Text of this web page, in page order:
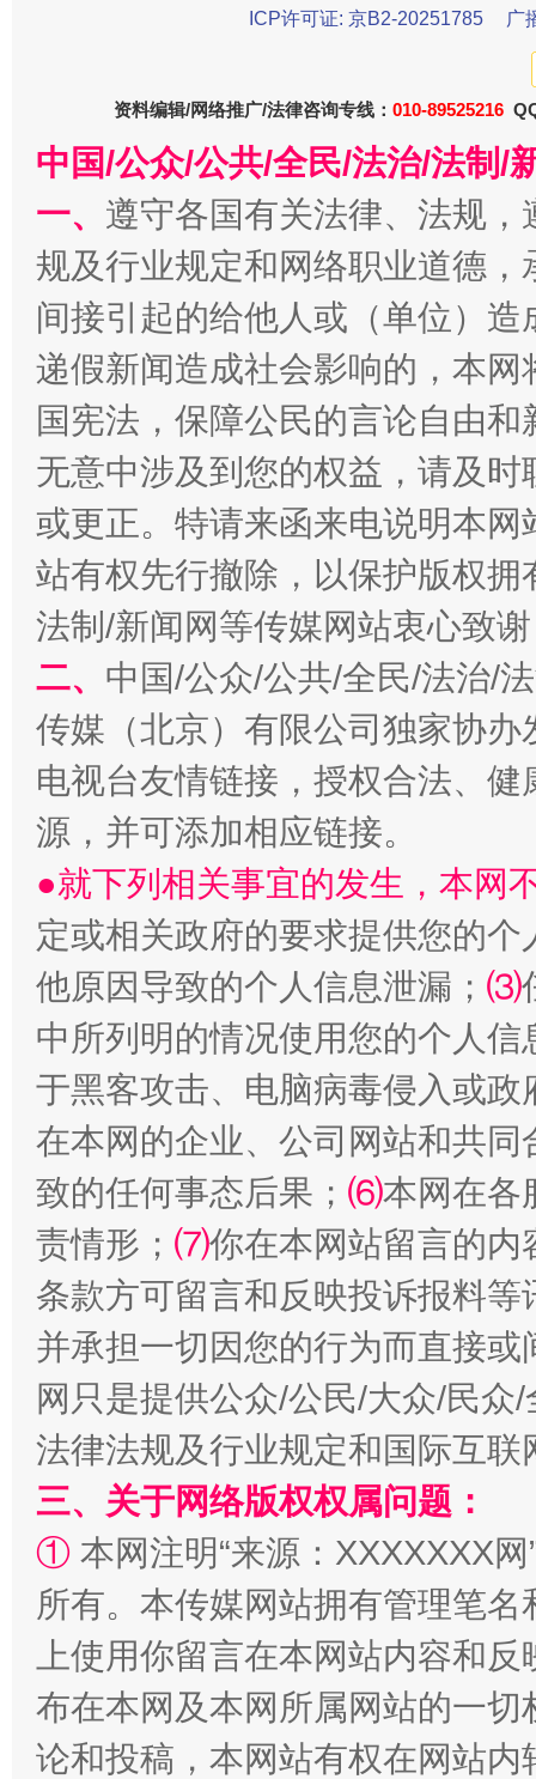
一批国家标准开始实施 从
以产业富民促振兴 酒
从幼儿园到大学，有这些资助 “
规模最大的光氢储一体化项目 走
ICP许可证: 京B2-20251785 广
资料编辑/网络推广/法律咨询专线： 010-89525216
中国/公众/公共/全民/法治/法制/
一、 遵守各国有关法律、法规
规及行业规定和网络职业道德
间接引起的给他人或（单位）
递假新闻造成社会影响的，本
国宪法，保障公民的言论自由
无意中涉及到您的权益，请及
或更正。特请来函来电说明本
站有权先行撤除，以保护版权
法制/新闻网等传媒网站衷心致
二、 中国/公众/公共/全民/法治/
传媒（北京）有限公司独家协
电视台友情链接，授权合法、
源，并可添加相应链接。
●就下列相关事宜的发生，本网
定或相关政府的要求提供您的个
他原因导致的个人信息泄漏； ⑶
中所列明的情况使用您的个人
于黑客攻击、电脑病毒侵入或
在本网的企业、公司网站和共
致的任何事态后果； ⑹本网在各
责情形； ⑺你在本网站留言的内
条款方可留言和反映投诉报料
并承担一切因您的行为而直接
网只是提供公众/公民/大众/民
法律法规及行业规定和国际互
三、关于网络版权权属问题：
① 本网注明“来源：XXXXXXX
所有。本传媒网站拥有管理笔
上使用你留言在本网站内容和
布在本网及本网所属网站的一
论和投稿，本网站有权在网站